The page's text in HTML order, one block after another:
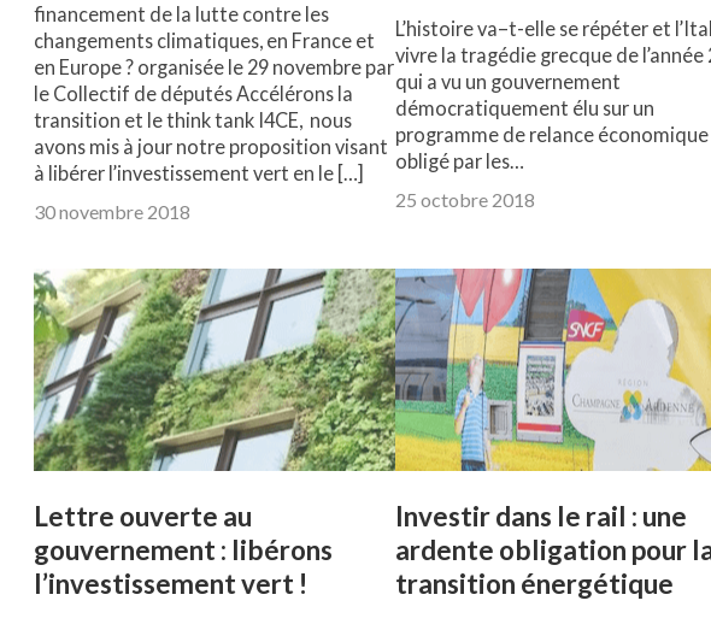
financement de la lutte contre les
changements climatiques, en France et
en Europe ? organisée le 29 novembre par
le Collectif de députés Accélérons la
transition et le think tank I4CE, nous
avons mis à jour notre proposition visant
à libérer l’investissement vert en le […]
30 novembre 2018
L’histoire va–t-elle se répéter et
vivre la tragédie grecque de l’année
qui a vu un gouvernement
démocratiquement élu sur un
programme de relance
obligé par les…
25 octobre 2018
Lettre ouverte au
gouvernement : libérons
l’investissement vert !
Investir dans le rail : une
ardente obligation pour
transition énergétique